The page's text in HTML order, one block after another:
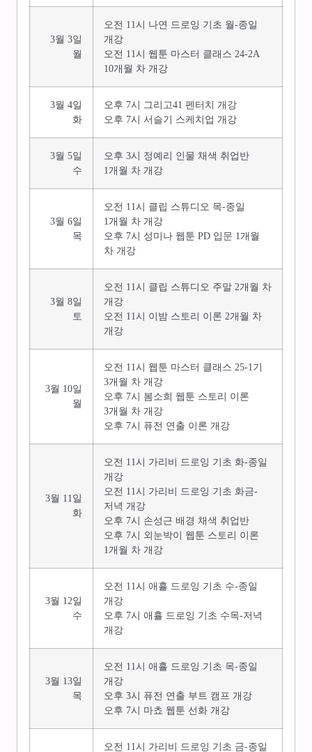
3월 3일
월
오전 11시 나연 드로잉 기초 월-종일
개강
오전 11시 웹툰 마스터 클래스 24-2A
10개월 차 개강
3월 4일
화
오후 7시 그리고41 펜터치 개강
오후 7시 서슬기 스케치업 개강
3월 5일
수
오후 3시 정예리 인물 채색 취업반
1개월 차 개강
3월 6일
목
오전 11시 클립 스튜디오 목-종일
1개월 차 개강
오후 7시 성미나 웹툰 PD 입문 1개월
차 개강
3월 8일
토
오전 11시 클립 스튜디오 주말 2개월 차
개강
오전 11시 이밤 스토리 이론 2개월 차
개강
3월 10일
월
오전 11시 웹툰 마스터 클래스 25-1기
3개월 차 개강
오후 7시 봄소희 웹툰 스토리 이론
3개월 차 개강
오후 7시 퓨전 연출 이론 개강
3월 11일
화
오전 11시 가리비 드로잉 기초 화-종일
개강
오전 11시 가리비 드로잉 기초 화금-
저녁 개강
오후 7시 손성근 배경 채색 취업반
오후 7시 외눈박이 웹툰 스토리 이론
1개월 차 개강
3월 12일
수
오전 11시 애휼 드로잉 기초 수-종일
개강
오후 7시 애휼 드로잉 기초 수목-저녁
개강
3월 13일
목
오전 11시 애휼 드로잉 기초 목-종일
개강
오후 3시 퓨전 연출 부트 캠프 개강
오후 7시 마쵸 웹툰 선화 개강
오전 11시 가리비 드로잉 기초 금-종일